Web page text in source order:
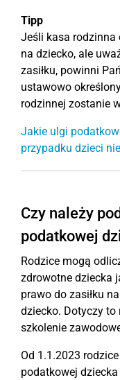
Tipp
Jeśli kasa rodzinna
na dziecko, ale
zasiłku, powinni
ustawowo
rodzinnej zostanie
Jakie ulgi
przypadku dzieci
Czy należy
podatkowej
Rodzice mogą
zdrowotne dziecka
prawo do zasiłku
dziecko. Dotyczy
szkolenie
Od 1.1.2023
podatkowej